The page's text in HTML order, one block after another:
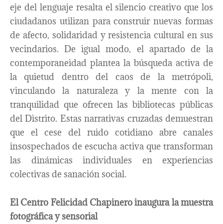
eje del lenguaje resalta el silencio creativo que los
ciudadanos utilizan para construir nuevas formas
de afecto, solidaridad y resistencia cultural en sus
vecindarios. De igual modo, el apartado de la
contemporaneidad plantea la búsqueda activa de
la quietud dentro del caos de la metrópoli,
vinculando la naturaleza y la mente con la
tranquilidad que ofrecen las bibliotecas públicas
del Distrito. Estas narrativas cruzadas demuestran
que el cese del ruido cotidiano abre canales
insospechados de escucha activa que transforman
las dinámicas individuales en experiencias
colectivas de sanación social.
El Centro Felicidad Chapinero inaugura la muestra
fotográfica y sensorial